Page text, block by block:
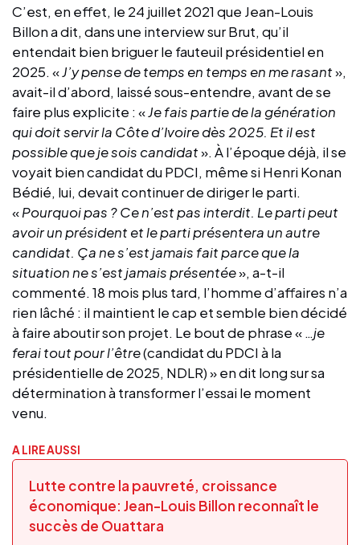
C’est, en effet, le 24 juillet 2021 que Jean-Louis
Billon a dit, dans une interview sur Brut, qu’il
entendait bien briguer le fauteuil présidentiel en
2025. «J’y pense de temps en temps en me rasant»,
avait-il d’abord, laissé sous-entendre, avant de se
faire plus explicite : «Je fais partie de la génération
qui doit servir la Côte d’Ivoire dès 2025. Et il est
possible que je sois candidat». À l’époque déjà, il se
voyait bien candidat du PDCI, même si Henri Konan
Bédié, lui, devait continuer de diriger le parti.
«Pourquoi pas ? Ce n’est pas interdit. Le parti peut
avoir un président et le parti présentera un autre
candidat. Ça ne s’est jamais fait parce que la
situation ne s’est jamais présentée», a-t-il
commenté. 18 mois plus tard, l’homme d’affaires n’a
rien lâché : il maintient le cap et semble bien décidé
à faire aboutir son projet. Le bout de phrase « …je
ferai tout pour l’être(candidat du PDCI à la
présidentielle de 2025, NDLR) » en dit long sur sa
détermination à transformer l’essai le moment
venu.
A LIRE AUSSI
Lutte contre la pauvreté, croissance
économique: Jean-Louis Billon reconnaît le
succès de Ouattara